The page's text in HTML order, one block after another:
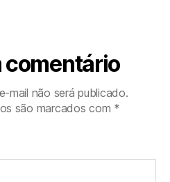
comentário
mail não será publicado.
são marcados com *